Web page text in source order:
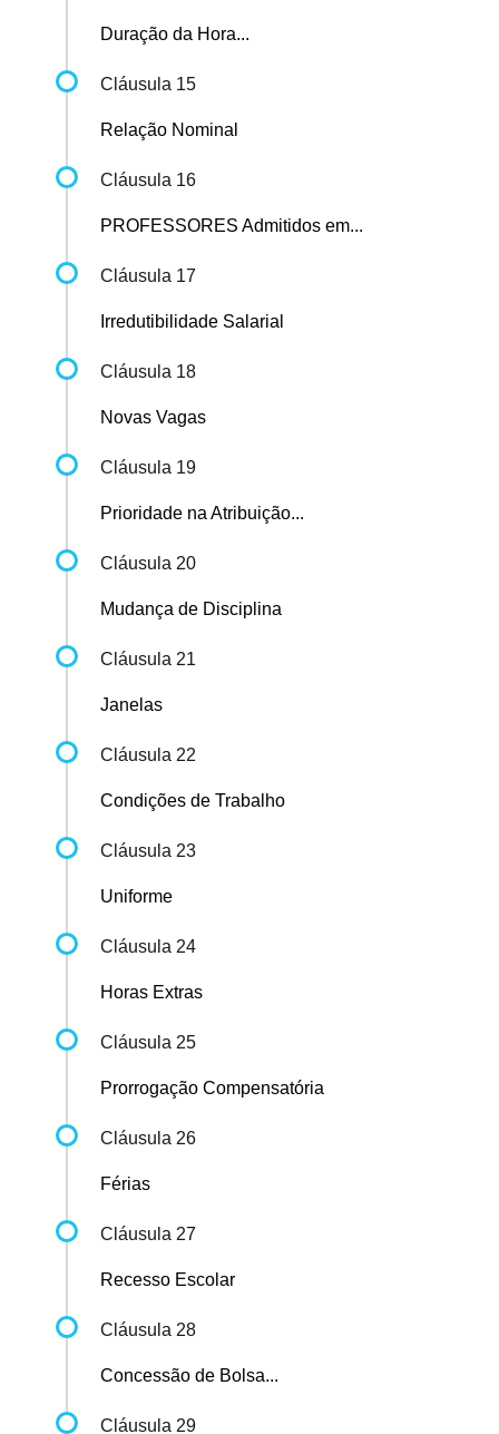
Duração da Hora...
Cláusula 15
Relação Nominal
Cláusula 16
PROFESSORES Admitidos em...
Cláusula 17
Irredutibilidade Salarial
Cláusula 18
Novas Vagas
Cláusula 19
Prioridade na Atribuição...
Cláusula 20
Mudança de Disciplina
Cláusula 21
Janelas
Cláusula 22
Condições de Trabalho
Cláusula 23
Uniforme
Cláusula 24
Horas Extras
Cláusula 25
Prorrogação Compensatória
Cláusula 26
Férias
Cláusula 27
Recesso Escolar
Cláusula 28
Concessão de Bolsa...
Cláusula 29